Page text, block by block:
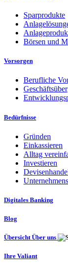
Sparprodukte
Börsen und
Vorsorgen
Berufliche
Bedürfnisse
Gründen
Einkassieren
Alltag
Investieren
Digitales Banking
Blog
Übersicht Über uns
Ihre Valiant